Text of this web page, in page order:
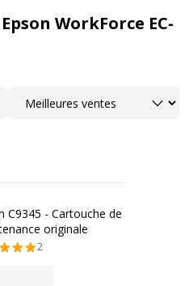
WorkForce EC-
Trier
C9345 - Cartouche de
originale
2